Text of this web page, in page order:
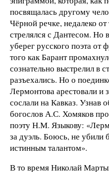
посвящалась другому
Чёрной речке, недалеко
стрелялся с Дантесом. Но
уберег русского поэта от
того как Барант
сознательно выстрелил в
разъехались. Но о
Лермонтова арестовали и
сослали на Кавказ. Узнав
богослов А.С. Хомяков
поэту Н.М. Языкову:
за дуэль. Боюсь, не убили
истинным талантом».
В то время Николай